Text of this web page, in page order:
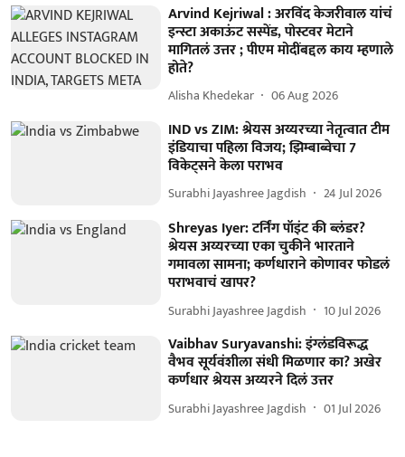
Arvind Kejriwal : अरविंद केजरीवाल यांचं
इन्स्टा अकाऊंट सस्पेंड, पोस्टवर मेटाने
मागितलं उत्तर ; पीएम मोदींबद्दल काय म्हणाले
होते?
Alisha Khedekar 06 Aug 2026
IND vs ZIM: श्रेयस अय्यरच्या नेतृत्वात टीम
इंडियाचा पहिला विजय; झिम्बाब्वेचा 7
विकेट्सने केला पराभव
Surabhi Jayashree Jagdish 24 Jul 2026
Shreyas Iyer: टर्निंग पॉइंट की ब्लंडर?
श्रेयस अय्यरच्या एका चुकीने भारताने
गमावला सामना; कर्णधाराने कोणावर फोडलं
पराभवाचं खापर?
Surabhi Jayashree Jagdish 10 Jul 2026
Vaibhav Suryavanshi: इंग्लंडविरूद्ध
वैभव सूर्यवंशीला संधी मिळणार का? अखेर
कर्णधार श्रेयस अय्यरने दिलं उत्तर
Surabhi Jayashree Jagdish 01 Jul 2026